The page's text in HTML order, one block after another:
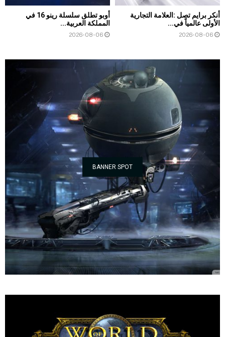
أنكر برايم تصل :العلامة التجارية
الأولى عالمياً في...
2026-08-06
أوبو تطلق سلسلة رينو 16 في
المملكة العربية...
2026-08-06
BANNER SPOT